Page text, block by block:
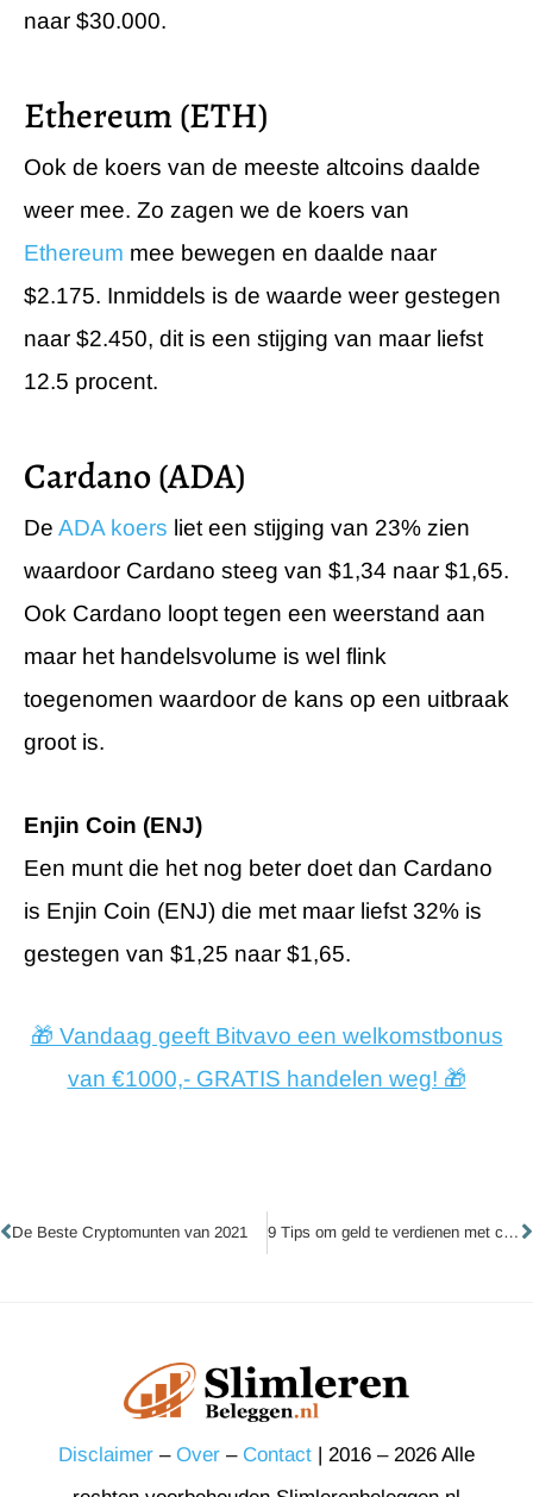
naar $30.000.
Ethereum (ETH)
Ook de koers van de meeste altcoins daalde
weer mee. Zo zagen we de koers van
Ethereum mee bewegen en daalde naar
$2.175. Inmiddels is de waarde weer gestegen
naar $2.450, dit is een stijging van maar liefst
12.5 procent.
Cardano (ADA)
De ADA koers liet een stijging van 23% zien
waardoor Cardano steeg van $1,34 naar $1,65.
Ook Cardano loopt tegen een weerstand aan
maar het handelsvolume is wel flink
toegenomen waardoor de kans op een uitbraak
groot is.
Enjin Coin (ENJ)
Een munt die het nog beter doet dan Cardano
is Enjin Coin (ENJ) die met maar liefst 32% is
gestegen van $1,25 naar $1,65.
🎁 Vandaag geeft Bitvavo een welkomstbonus
van €1000,- GRATIS handelen weg! 🎁
Vorige
De Beste Cryptomunten van 2021 9 Tips om geld te verdienen met crypto
Disclaimer – Over – Contact | 2016 – 2026 Alle